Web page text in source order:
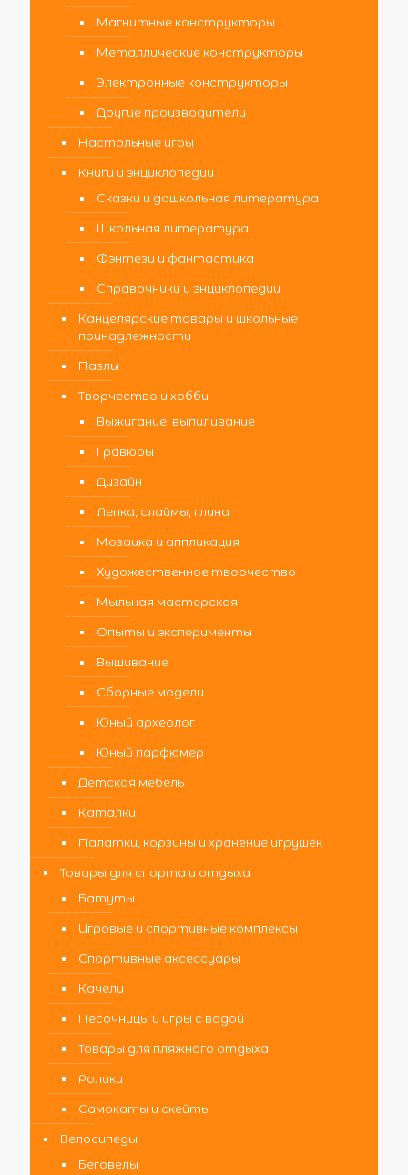
Магнитные конструкторы
Металлические конструкторы
Электронные конструкторы
Другие производители
Настольные игры
Книги и энциклопедии
Сказки и дошкольная литература
Школьная литература
Фэнтези и фантастика
Справочники и энциклопедии
Канцелярские товары и школьные
принадлежности
Пазлы
Творчество и хобби
Выжигание, выпиливание
Гравюры
Дизайн
Лепка, слаймы, глина
Мозаика и аппликация
Художественное творчество
Мыльная мастерская
Опыты и эксперименты
Вышивание
Сборные модели
Юный археолог
Юный парфюмер
Детская мебель
Каталки
Палатки, корзины и хранение игрушек
Товары для спорта и отдыха
Батуты
Игровые и спортивные комплексы
Спортивные аксессуары
Качели
Песочницы и игры с водой
Товары для пляжного отдыха
Ролики
Самокаты и скейты
Велосипеды
Беговелы